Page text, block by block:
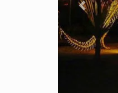
Previous